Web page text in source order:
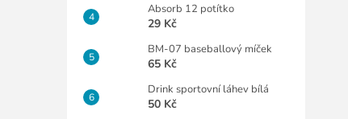
Absorb 12 potítko
29 Kč
BM-07 baseballový míček
65 Kč
Drink sportovní láhev bílá
50 Kč